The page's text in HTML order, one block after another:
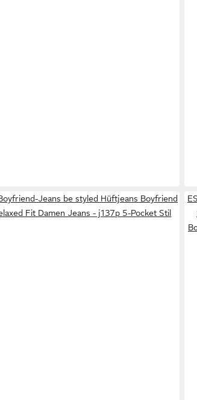
Jeans be styled Hüftjeans Boyfriend
Fit Damen Jeans - j137p 5-Pocket Stil